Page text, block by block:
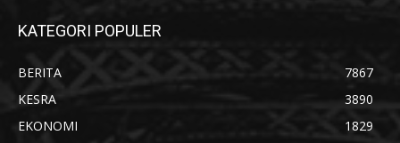
KATEGORI POPULER
BERITA
7867
KESRA
3890
EKONOMI
1829